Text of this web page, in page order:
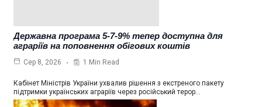
Державна програма 5-7-9% тепер доступна для
аграріїв на поповнення обігових коштів
Сер 8, 2026 1 Min Read
Кабінет Міністрів України ухвалив рішення з екстреного пакету
підтримки українських аграріїв через російський терор…